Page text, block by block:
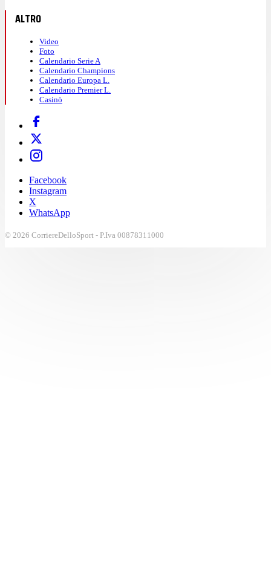
ALTRO
Video
Foto
Calendario Serie A
Calendario Champions
Calendario Europa L.
Calendario Premier L.
Casinò
Facebook
Instagram
X
WhatsApp
© 2026 CorriereDelloSport - P.Iva 00878311000